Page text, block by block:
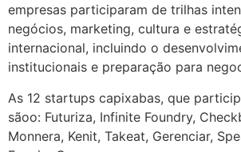
empresas participaram de trilhas
negócios, marketing, cultura e
internacional, incluindo o
institucionais e preparação para
As 12 startups capixabas, que
sãoo: Futuriza, Infinite Foundry,
Monnera, Kenit, Takeat, Gerenciar,